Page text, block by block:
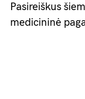
Pasireiškus
medicininė